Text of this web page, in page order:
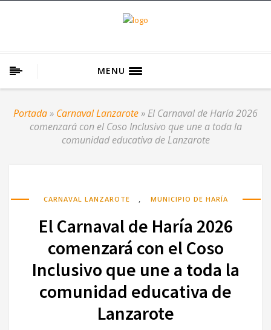
MENU
Portada» Carnaval Lanzarote» El Carnaval de Haría 2026
comenzará con el Coso Inclusivo que une a toda la
comunidad educativa de Lanzarote
CARNAVAL LANZAROTE , MUNICIPIO DE HARÍA
El Carnaval de Haría 2026
comenzará con el Coso
Inclusivo que une a toda la
comunidad educativa de
Lanzarote